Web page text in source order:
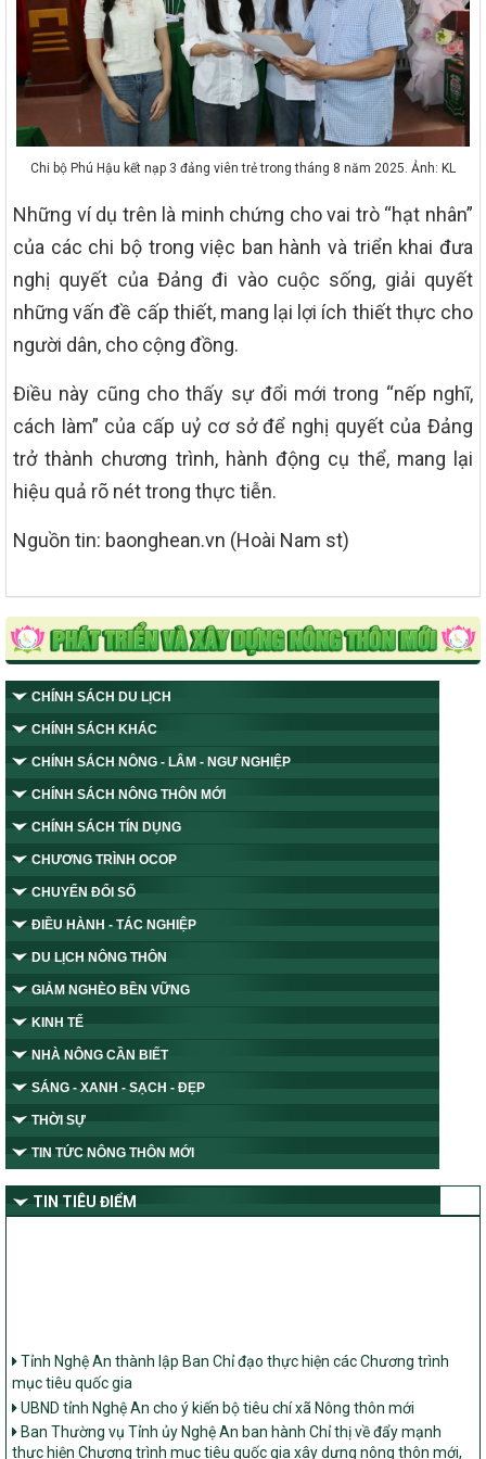
Chi bộ Phú Hậu kết nạp 3 đảng viên trẻ trong tháng 8 năm 2025. Ảnh: KL
Những ví dụ trên là minh chứng cho vai trò “hạt nhân”
của các chi bộ trong việc ban hành và triển khai đưa
nghị quyết của Đảng đi vào cuộc sống, giải quyết
những vấn đề cấp thiết, mang lại lợi ích thiết thực cho
người dân, cho cộng đồng.
Điều này cũng cho thấy sự đổi mới trong “nếp nghĩ,
cách làm” của cấp uỷ cơ sở để nghị quyết của Đảng
trở thành chương trình, hành động cụ thể, mang lại
hiệu quả rõ nét trong thực tiễn.
Nguồn tin: baonghean.vn (Hoài Nam st)
CHÍNH SÁCH DU LỊCH
CHÍNH SÁCH KHÁC
CHÍNH SÁCH NÔNG - LÂM - NGƯ NGHIỆP
CHÍNH SÁCH NÔNG THÔN MỚI
CHÍNH SÁCH TÍN DỤNG
CHƯƠNG TRÌNH OCOP
CHUYỂN ĐỔI SỐ
ĐIỀU HÀNH - TÁC NGHIỆP
DU LỊCH NÔNG THÔN
GIẢM NGHÈO BỀN VỮNG
KINH TẾ
NHÀ NÔNG CẦN BIẾT
SÁNG - XANH - SẠCH - ĐẸP
THỜI SỰ
TIN TỨC NÔNG THÔN MỚI
TIN TIÊU ĐIỂM
mục tiêu quốc gia
UBND tỉnh Nghệ An cho ý kiến bộ tiêu chí xã Nông thôn mới
Ban Thường vụ Tỉnh ủy Nghệ An ban hành Chỉ thị về đẩy mạnh
thực hiện Chương trình mục tiêu quốc gia xây dựng nông thôn mới,
giảm nghèo bền vững và phát triển kinh tế – xã hội vùng đồng bào